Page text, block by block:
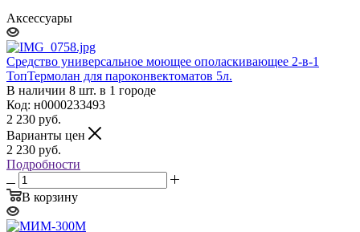
Аксессуары
Средство универсальное моющее ополаскивающее 2-в-1
ТопТермолан для пароконвектоматов 5л.
В наличии 8 шт. в 1 городе
Код: н0000233493
2 230 руб.
Варианты цен
2 230 руб.
Подробности
В корзину